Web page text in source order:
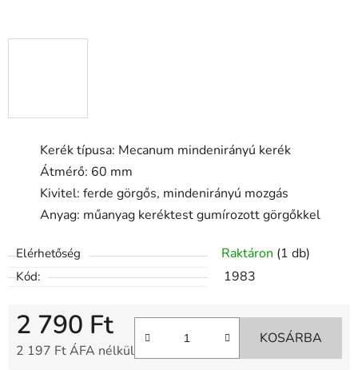
Kerék típusa: Mecanum mindenirányú kerék
Átmérő: 60 mm
Kivitel: ferde görgős, mindenirányú mozgás
Anyag: műanyag keréktest gumírozott görgőkkel
Elérhetőség Raktáron (1 db)
Kód: 1983
2 790 Ft
2 197 Ft ÁFA nélkül
KOSÁRBA